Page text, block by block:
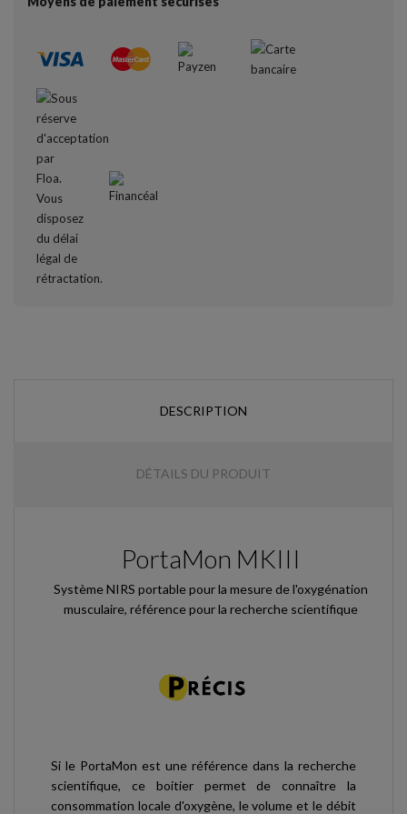
DESCRIPTION
DÉTAILS DU PRODUIT
PortaMon MKIII
Système NIRS portable pour la mesure de l'oxygénation
musculaire, référence pour la recherche scientifique
Si le PortaMon est une référence dans la recherche
scientifique, ce boitier permet de connaître la
consommation locale d'oxygène, le volume et le débit